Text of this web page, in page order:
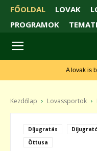
FŐOLDAL LOVAK
PROGRAMOK
A lovak is
Kezdőlap Lovassportok
Díjugratás
Öttusa